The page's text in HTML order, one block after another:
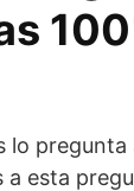
lo pregunta
a esta